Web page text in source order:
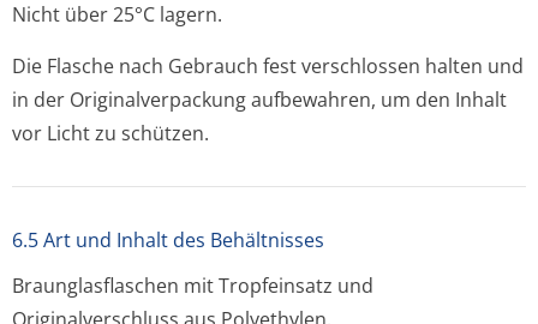
Nicht über 25°C lagern.
Die Flasche nach Gebrauch fest verschlossen halten und
in der Originalverpackung aufbewahren, um den Inhalt
vor Licht zu schützen.
6.5 Art und Inhalt des Behältnisses
Braunglasflaschen mit Tropfeinsatz und